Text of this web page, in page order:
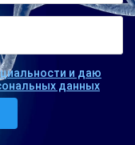
и даю
данных